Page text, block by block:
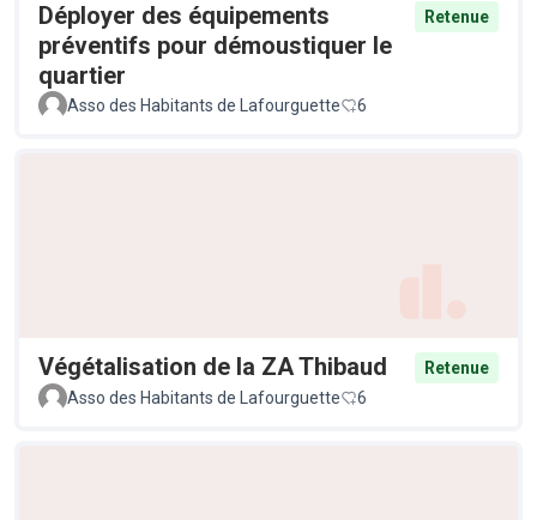
Déployer des équipements
préventifs pour démoustiquer le
quartier
Retenue
Asso des Habitants de Lafourguette 6
Végétalisation de la ZA Thibaud
Retenue
Asso des Habitants de Lafourguette
6